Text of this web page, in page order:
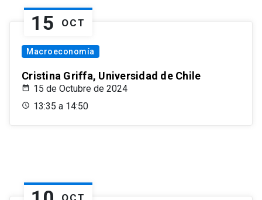
15 OCT
Macroeconomía
Cristina Griffa, Universidad de Chile
15 de Octubre de 2024
13:35 a 14:50